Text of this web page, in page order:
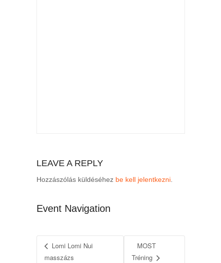
LEAVE A REPLY
Hozzászólás küldéséhez be kell jelentkezni.
Event Navigation
Lomi Lomi Nui
masszázs
MOST
Tréning